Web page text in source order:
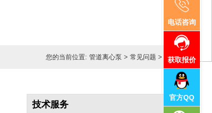
电话咨询
获取报价
官方QQ
您的当前位置:管道离心泵 >常见问题 >
技术服务